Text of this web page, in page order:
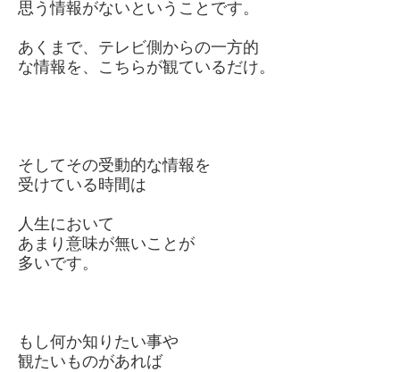
思う情報がないということです。
あくまで、テレビ側からの一方的
な情報を、こちらが観ているだけ。
そしてその受動的な情報を
受けている時間は
人生において
あまり意味が無いことが
多いです。
もし何か知りたい事や
観たいものがあれば